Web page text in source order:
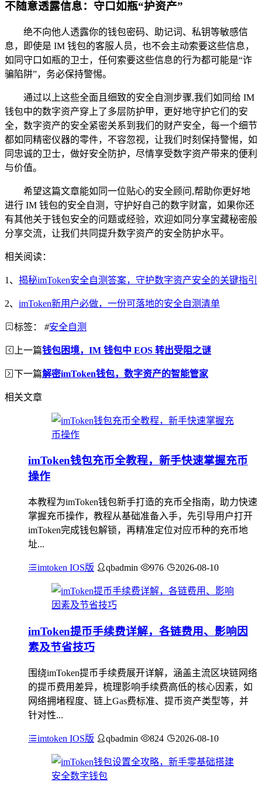
不随意透露信息：守口如瓶“护资产”
绝不向他人透露你的钱包密码、助记词、私钥等敏感信
息，即使是 IM 钱包的客服人员，也不会主动索要这些信息，
如同守口如瓶的卫士，任何索要这些信息的行为都可能是“诈
骗陷阱”，务必保持警惕。
通过以上这些全面且细致的安全自测步骤,我们如同给 IM
钱包中的数字资产穿上了多层防护甲，更好地守护它们的安
全，数字资产的安全紧密关系到我们的财产安全，每一个细节
都如同精密仪器的零件，不容忽视，让我们时刻保持警惕，如
同忠诚的卫士，做好安全防护，尽情享受数字资产带来的便利
与价值。
希望这篇文章能如同一位贴心的安全顾问,帮助你更好地
进行 IM 钱包的安全自测，守护好自己的数字财富，如果你还
有其他关于钱包安全的问题或经验，欢迎如同分享宝藏秘密般
分享交流，让我们共同提升数字资产的安全防护水平。
相关阅读：
1、 揭秘imToken安全自测答案，守护数字资产安全的关键指引
2、 imToken新用户必做，一份可落地的安全自测清单
标签： #安全自测
上一篇钱包困境，IM 钱包中 EOS 转出受阻之谜
下一篇解密imToken钱包，数字资产的智能管家
相关文章
imToken钱包充币全教程，新手快速掌握充币
操作
本教程为imToken钱包新手打造的充币全指南，助力快速
掌握充币操作，教程从基础准备入手，先引导用户打开
imToken完成钱包解锁，再精准定位对应币种的充币地
址...
imtoken IOS版 qbadmin 976 2026-08-10
imToken提币手续费详解，各链费用、影响因
素及节省技巧
围绕imToken提币手续费展开详解，涵盖主流区块链网络
的提币费用差异，梳理影响手续费高低的核心因素，如
网络拥堵程度、链上Gas费标准、提币资产类型等，并
针对性...
imtoken IOS版 qbadmin 824 2026-08-10